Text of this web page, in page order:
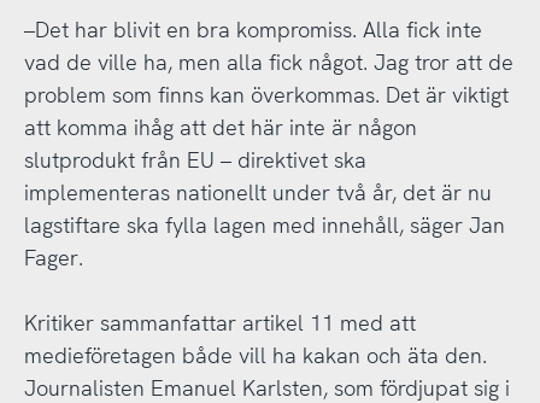
–Det har blivit en bra kompromiss. Alla fick inte
vad de ville ha, men alla fick något. Jag tror att de
problem som finns kan överkommas. Det är viktigt
att komma ihåg att det här inte är någon
slutprodukt från EU – direktivet ska
implementeras nationellt under två år, det är nu
lagstiftare ska fylla lagen med innehåll, säger Jan
Fager.
Kritiker sammanfattar artikel 11 med att
medieföretagen både vill ha kakan och äta den.
Journalisten Emanuel Karlsten, som fördjupat sig i